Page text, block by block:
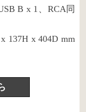
B x 1、RCA同
x 404D mm